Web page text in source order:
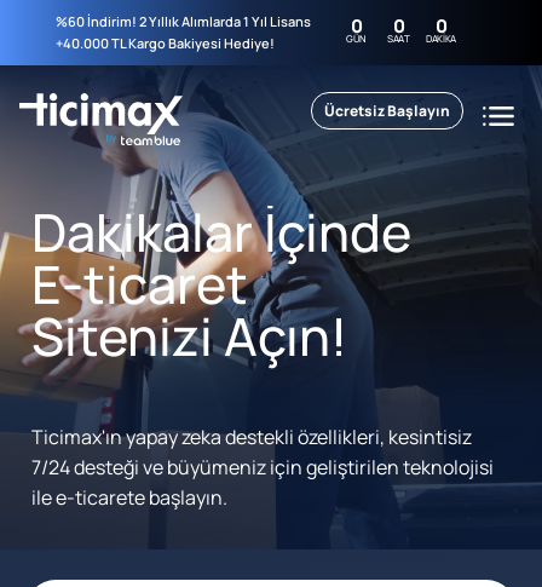
%60 İndirim! 2 Yıllık Alımlarda 1 Yıl Lisans
+40.000 TL Kargo Bakiyesi Hediye!
0
GÜN 0
SAAT 0
DAKIKA
Ücretsiz Başlayın
Dakikalar İçinde
E-ticaret
Sitenizi Açın!
Ticimax'ın yapay zeka destekli özellikleri, kesintisiz
7/24 desteği ve büyümeniz için geliştirilen teknolojisi
ile e-ticarete başlayın.